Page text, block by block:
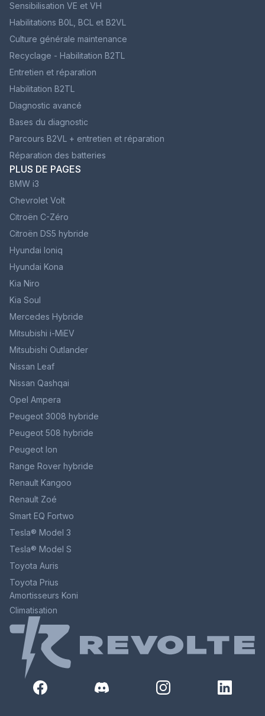
Sensibilisation VE et VH
Habilitations B0L, BCL et B2VL
Culture générale maintenance
Recyclage - Habilitation B2TL
Entretien et réparation
Habilitation B2TL
Diagnostic avancé
Bases du diagnostic
Parcours B2VL + entretien et réparation
Réparation des batteries
PLUS DE PAGES
BMW i3
Chevrolet Volt
Citroën C-Zéro
Citroën DS5 hybride
Hyundai Ioniq
Hyundai Kona
Kia Niro
Kia Soul
Mercedes Hybride
Mitsubishi i-MiEV
Mitsubishi Outlander
Nissan Leaf
Nissan Qashqai
Opel Ampera
Peugeot 3008 hybride
Peugeot 508 hybride
Peugeot Ion
Range Rover hybride
Renault Kangoo
Renault Zoé
Smart EQ Fortwo
Tesla® Model 3
Tesla® Model S
Toyota Auris
Toyota Prius
Amortisseurs Koni
Climatisation